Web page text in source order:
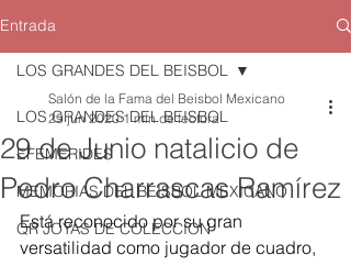
Entrada
LOS GRANDES DEL BEISBOL
EFEMERIDES
MEMORIAS DEL BEISBOL MEXICANO
QR JOYAS DE COLECCION
LOS GRANDES DEL BEISBOL
29 de Junio natalicio de
Pedro Charrascas Ramírez
Salón de la Fama del Beisbol Mexicano
29 jun 2020 1 min de lectura
Está reconocido por su gran
versatilidad como jugador de cuadro,